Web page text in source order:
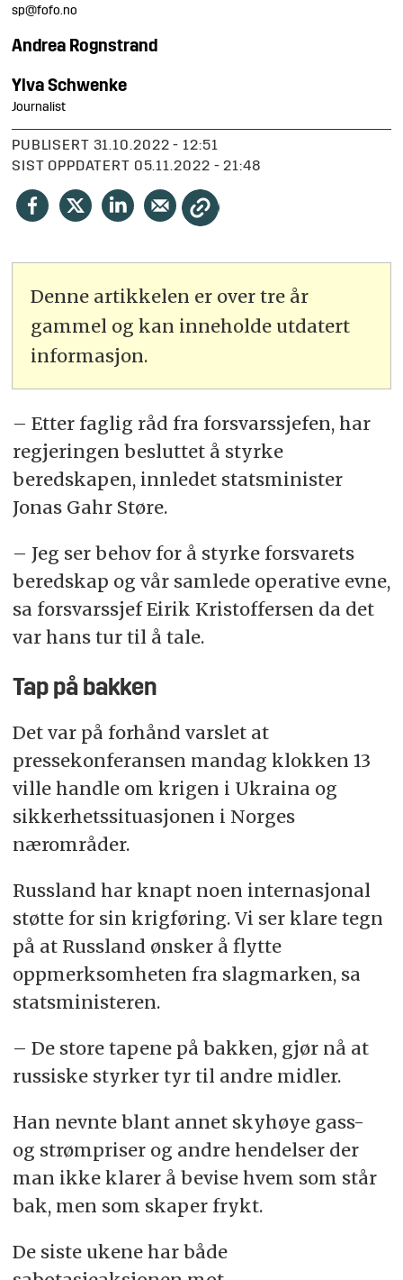
sp@fofo.no
Andrea Rognstrand
Ylva Schwenke
Journalist
PUBLISERT
31.10.2022 - 12:51
SIST OPPDATERT
05.11.2022 - 21:48
Denne artikkelen er over tre år
gammel og kan inneholde utdatert
informasjon.
– Etter faglig råd fra forsvarssjefen, har
regjeringen besluttet å styrke
beredskapen, innledet statsminister
Jonas Gahr Støre.
– Jeg ser behov for å styrke forsvarets
beredskap og vår samlede operative evne,
sa forsvarssjef Eirik Kristoffersen da det
var hans tur til å tale.
Tap på bakken
Det var på forhånd varslet at
pressekonferansen mandag klokken 13
ville handle om krigen i Ukraina og
sikkerhetssituasjonen i Norges
nærområder.
Russland har knapt noen internasjonal
støtte for sin krigføring. Vi ser klare tegn
på at Russland ønsker å flytte
oppmerksomheten fra slagmarken, sa
statsministeren.
– De store tapene på bakken, gjør nå at
russiske styrker tyr til andre midler.
Han nevnte blant annet skyhøye gass-
og strømpriser og andre hendelser der
man ikke klarer å bevise hvem som står
bak, men som skaper frykt.
De siste ukene har både